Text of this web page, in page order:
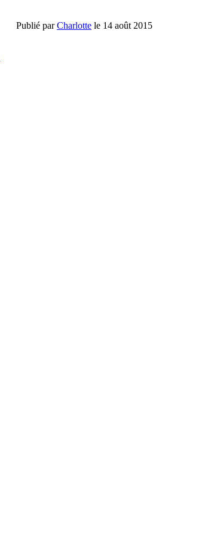
Publié parCharlotte le 14 août 2015